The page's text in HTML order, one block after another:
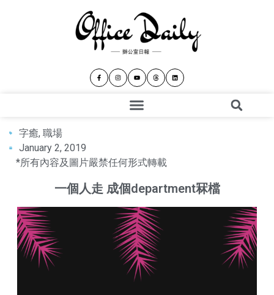
字癒, 職場
January 2, 2019
*所有內容及圖片嚴禁任何形式轉載
一個人走 成個department冧檔